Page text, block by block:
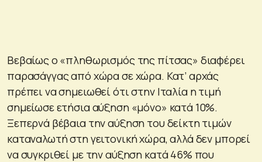
Βεβαίως ο «πληθωρισμός της πίτσας» διαφέρει
παρασάγγας από χώρα σε χώρα. Κατ’ αρχάς
πρέπει να σημειωθεί ότι στην Ιταλία η τιμή
σημείωσε ετήσια αύξηση «μόνο» κατά 10%.
Ξεπερνά βέβαια την αύξηση του δείκτη τιμών
καταναλωτή στη γειτονική χώρα, αλλά δεν μπορεί
να συγκριθεί με την αύξηση κατά 46% που